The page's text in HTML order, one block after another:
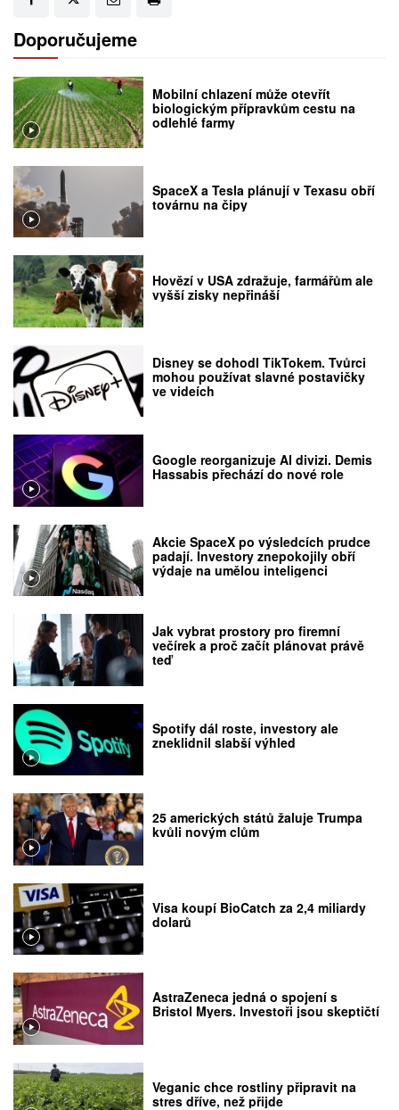
Doporučujeme
Mobilní chlazení může otevřít
biologickým přípravkům cestu na
odlehlé farmy
SpaceX a Tesla plánují v Texasu obří
továrnu na čipy
Hovězí v USA zdražuje, farmářům ale
vyšší zisky nepřináší
Disney se dohodl TikTokem. Tvůrci
mohou používat slavné postavičky
ve videích
Google reorganizuje AI divizi. Demis
Hassabis přechází do nové role
Akcie SpaceX po výsledcích prudce
padají. Investory znepokojily obří
výdaje na umělou inteligenci
Jak vybrat prostory pro firemní
večírek a proč začít plánovat právě
teď
Spotify dál roste, investory ale
zneklidnil slabší výhled
25 amerických států žaluje Trumpa
kvůli novým clům
Visa koupí BioCatch za 2,4 miliardy
dolarů
AstraZeneca jedná o spojení s
Bristol Myers. Investoři jsou skeptičtí
Veganic chce rostliny připravit na
stres dříve, než přijde